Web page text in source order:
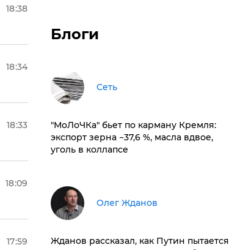
18:38
18:34
18:33
18:09
17:59
Блоги
Сеть
​"МоЛоЧКа" бьет по карману Кремля:
экспорт зерна −37,6 %, масла вдвое,
уголь в коллапсе
Олег Жданов
Жданов рассказал, как Путин пытается